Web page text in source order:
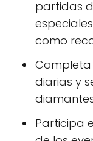
partidas
como
Completa
diarias y
Participa